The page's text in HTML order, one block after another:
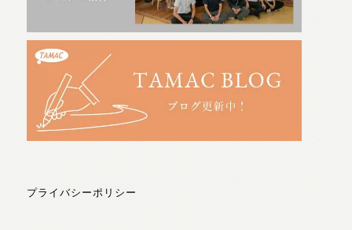
プライバシーポリシー